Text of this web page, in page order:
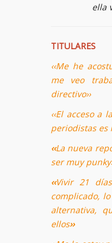
ella
TITULARES
‹‹Me he
me veo
directivo››
‹‹El acceso
periodistas es
‹‹La nueva
ser muy punky
‹‹Vivir 21
complicado,
alternativa,
ellos››